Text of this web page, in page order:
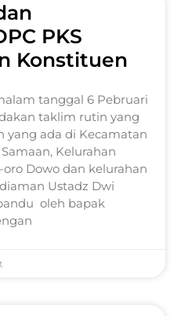
PKS
Konstituen
tanggal 6 Pebruari
taklim rutin yang
yang ada di Kecamatan
Kelurahan
Dowo dan kelurahan
Ustadz Dwi
oleh bapak